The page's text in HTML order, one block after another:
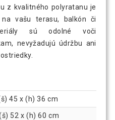
z kvalitného polyratanu je
vašu terasu, balkón či
sú odolné voči
nevyžadujú údržbu ani
45 x (h) 36 cm
52 x (h) 60 cm